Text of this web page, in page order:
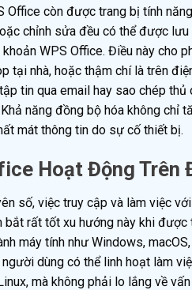
Office còn được trang bị tính
chỉnh sửa đều có thể được
WPS Office. Điều này cho
tại nhà, hoặc thậm chí là trên
tin qua email hay sao chép
năng đồng bộ hóa không chỉ
mát thông tin do sự cố thiết bị.
Hoạt Động Trên
số, việc truy cập và làm việc
bắt rất tốt xu hướng này khi
máy tính như Windows,
dùng có thể linh hoạt làm
mà không phải lo lắng về